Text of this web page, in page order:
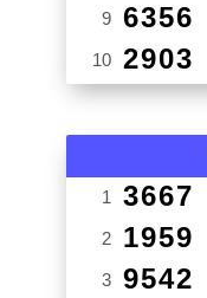
9 6356
10 2903
1 3667
2 1959
3 9542